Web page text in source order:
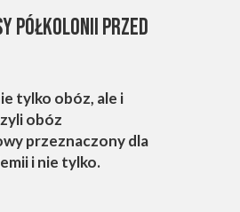
tylko obóz, ale i
obóz
przeznaczony dla
i nie tylko.
PÓŁKOLONII PRZED